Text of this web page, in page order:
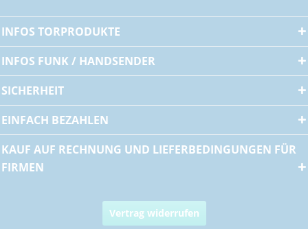
INFOS TORPRODUKTE
INFOS FUNK / HANDSENDER
SICHERHEIT
EINFACH BEZAHLEN
KAUF AUF RECHNUNG UND LIEFERBEDINGUNGEN FÜR
FIRMEN
Vertrag widerrufen